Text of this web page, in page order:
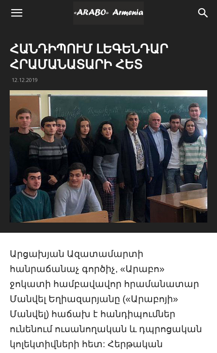
ՀԱՆԴԻՊՈՒՄ ԼԵԳԵՆԴԱՐ
ՀՐԱՄԱՆԱՏԱՐԻ ՀԵՏ
12.12.2019
Արցախյան Ազատամարտի
հանրաճանաչ գործիչ, «Արաբո»
ջոկատի համբավավոր հրամանատար
Մանվել Եղիազարյանը («Արաբոյի»
Մանվել) հաճախ է հանդիպումներ
ունենում ուսանողական և դպրոցական
կոլեկտիվների հետ: Հերթական